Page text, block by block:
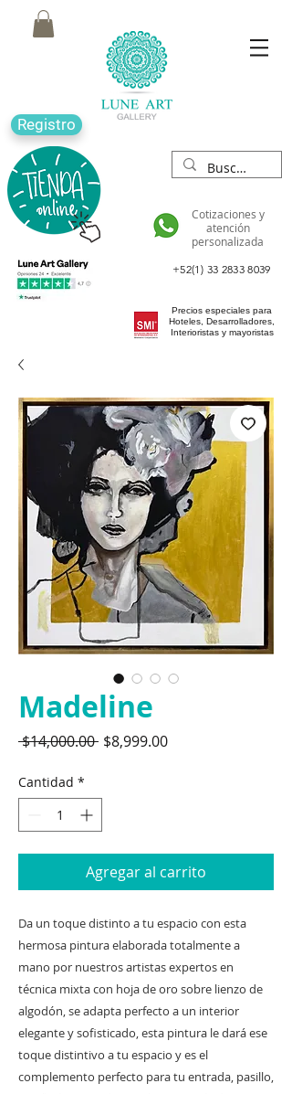
Registro
Cotizaciones y
atención
personalizada
+52(1) 33 2833 8039
Precios especiales para
Hoteles, Desarrolladores,
Interioristas y mayoristas
Madeline
$14,000.00 Precio
$8,999.00Precio
Cantidad *
Agregar al carrito
Da un toque distinto a tu espacio con esta
hermosa pintura elaborada totalmente a
mano por nuestros artistas expertos en
técnica mixta con hoja de oro sobre lienzo de
algodón, se adapta perfecto a un interior
elegante y sofisticado, esta pintura le dará ese
toque distintivo a tu espacio y es el
complemento perfecto para tu entrada, pasillo,